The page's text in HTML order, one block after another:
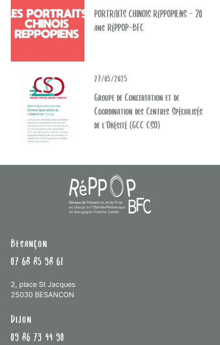
PORTRAITS CHINOIS RéPPOPIENS - 20
ans RéPPOP-BFC
27/05/2025
Groupe de Concertation et de
Coordination des Centres Spécialisés
de l’Obésité (GCC CSO)
Besançon
07 68 85 98 61
2, place St Jacques
25030 BESANCON
Dijon
09 86 73 44 90